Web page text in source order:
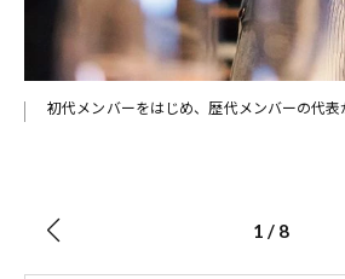
初代メンバーをはじめ、歴代メンバーの代表
1 / 8